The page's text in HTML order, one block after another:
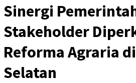
Sinergi
Stakeholder
Reforma Agraria
Selatan